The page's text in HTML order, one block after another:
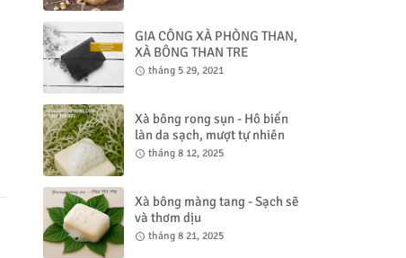
GIA CÔNG XÀ PHÒNG THAN,
XÀ BÔNG THAN TRE
tháng 5 29, 2021
Xà bông rong sụn - Hô biến
làn da sạch, mượt tự nhiên
tháng 8 12, 2025
Xà bông màng tang - Sạch sẽ
và thơm dịu
tháng 8 21, 2025